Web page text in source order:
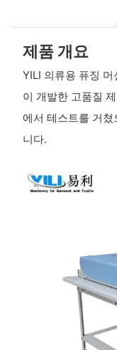
제품 개요
YILI 의류용 퓨징
이 개발한 고품질
에서 테스트를 거
니다.